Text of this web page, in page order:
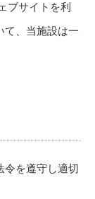
ブサイトを利
て、当施設は一
令を遵守し適切